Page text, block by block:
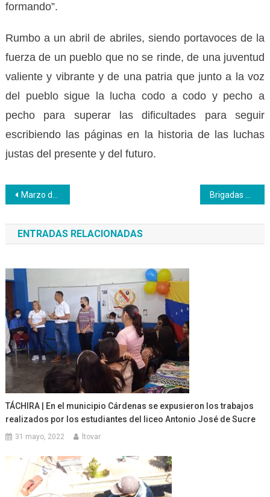
formando”.
Rumbo a un abril de abriles, siendo portavoces de la
fuerza de un pueblo que no se rinde, de una juventud
valiente y vibrante y de una patria que junto a la voz
del pueblo sigue la lucha codo a codo y pecho a
pecho para superar las dificultades para seguir
escribiendo las páginas en la historia de las luchas
justas del presente y del futuro.
Navegación
de
entradas
Marzo de mujeres que celebran la vida con trabajo, cultura y verbo puro
ENTRADAS RELACIONADAS
TÁCHIRA | En el municipio Cárdenas se expusieron los trabajos
realizados por los estudiantes del liceo Antonio José de Sucre
31 mayo, 2022 ltovar